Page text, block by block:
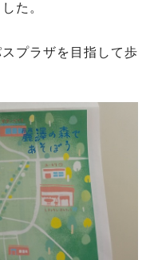
た。
プラザを目指して歩